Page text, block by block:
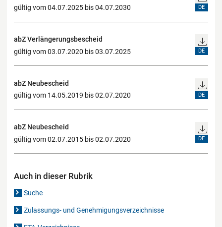
gültig vom 04.07.2025 bis 04.07.2030
DE
abZ Verlängerungsbescheid
gültig vom 03.07.2020 bis 03.07.2025
DE
abZ Neubescheid
gültig vom 14.05.2019 bis 02.07.2020
DE
abZ Neubescheid
gültig vom 02.07.2015 bis 02.07.2020
DE
Auch in dieser Rubrik
Suche
Zulassungs- und Genehmigungsverzeichnisse